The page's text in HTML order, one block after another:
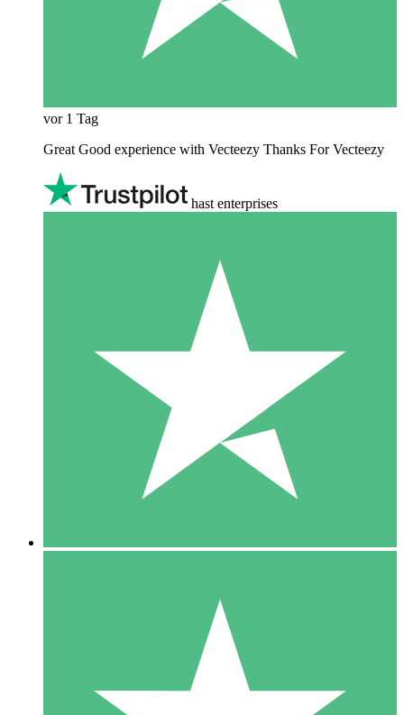
vor 1 Tag
Great Good experience with Vecteezy Thanks For Vecteezy
hast enterprises